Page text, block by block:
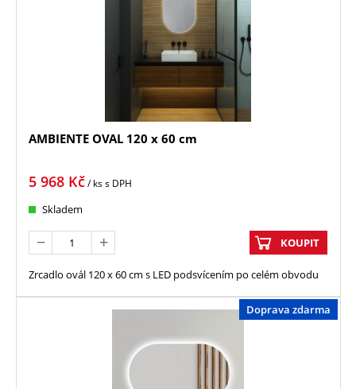
AMBIENTE OVAL 120 x 60 cm
5 968 Kč/ kss DPH
Skladem
KOUPIT
Zrcadlo ovál 120 x 60 cm s LED podsvícením po celém obvodu
Doprava zdarma